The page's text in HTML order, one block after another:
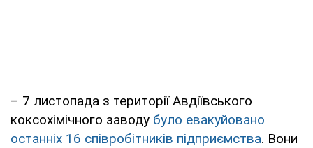
– 7 листопада з території Авдіївського
коксохімічного заводу було евакуйовано
останніх 16 співробітників підприємства. Вони